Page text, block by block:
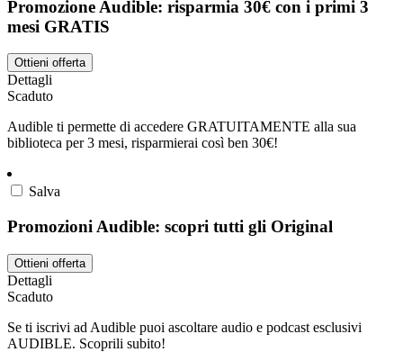
Promozione Audible: risparmia 30€ con i primi 3
mesi GRATIS
Ottieni offerta
Dettagli
Scaduto
Audible ti permette di accedere GRATUITAMENTE alla sua
biblioteca per 3 mesi, risparmierai così ben 30€!
Salva
Promozioni Audible: scopri tutti gli Original
Ottieni offerta
Dettagli
Scaduto
Se ti iscrivi ad Audible puoi ascoltare audio e podcast esclusivi
AUDIBLE. Scoprili subito!